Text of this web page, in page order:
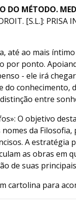
DO MÉTODO.
[S.L.]: PRISA
até ao mais
ponto.
- ele irá
do conhecimento,
entre
O objetivo
da
A estratégia
as obras em
de suas
cartolina para